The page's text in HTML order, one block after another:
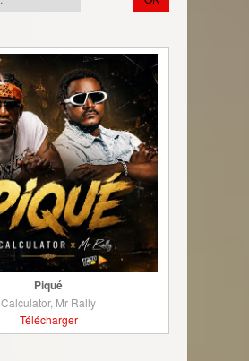
Piqué
Calculator, Mr Rally
Télécharger